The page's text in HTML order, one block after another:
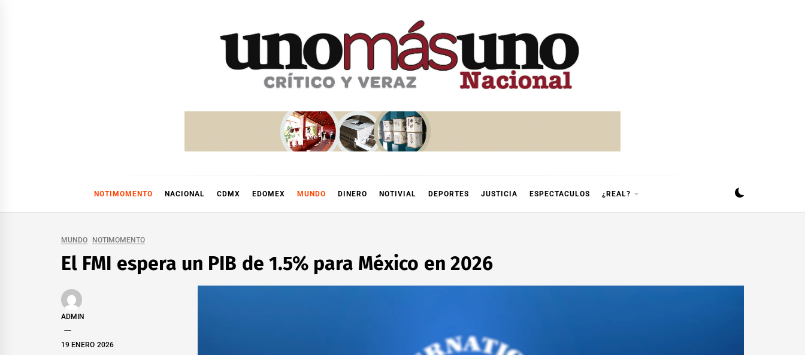
NOTIMOMENTO NACIONAL CDMX EDOMEX MUNDO DINERO NOTIVIAL DEPORTES JUSTICIA ESPECTACULOS ¿REAL?
MUNDO NOTIMOMENTO
El FMI espera un PIB de 1.5% para México en 2026
ADMIN
19 ENERO 2026